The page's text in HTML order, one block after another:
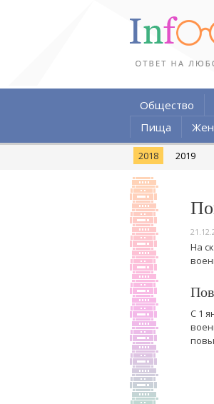
Общество
Пища
2018 2019
На
С 1